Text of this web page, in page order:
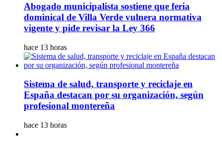
Abogado municipalista sostiene que feria
dominical de Villa Verde vulnera normativa
vigente y pide revisar la Ley 366
hace 13 horas
Sistema de salud, transporte y reciclaje en
España destacan por su organización, según
profesional montereña
hace 13 horas